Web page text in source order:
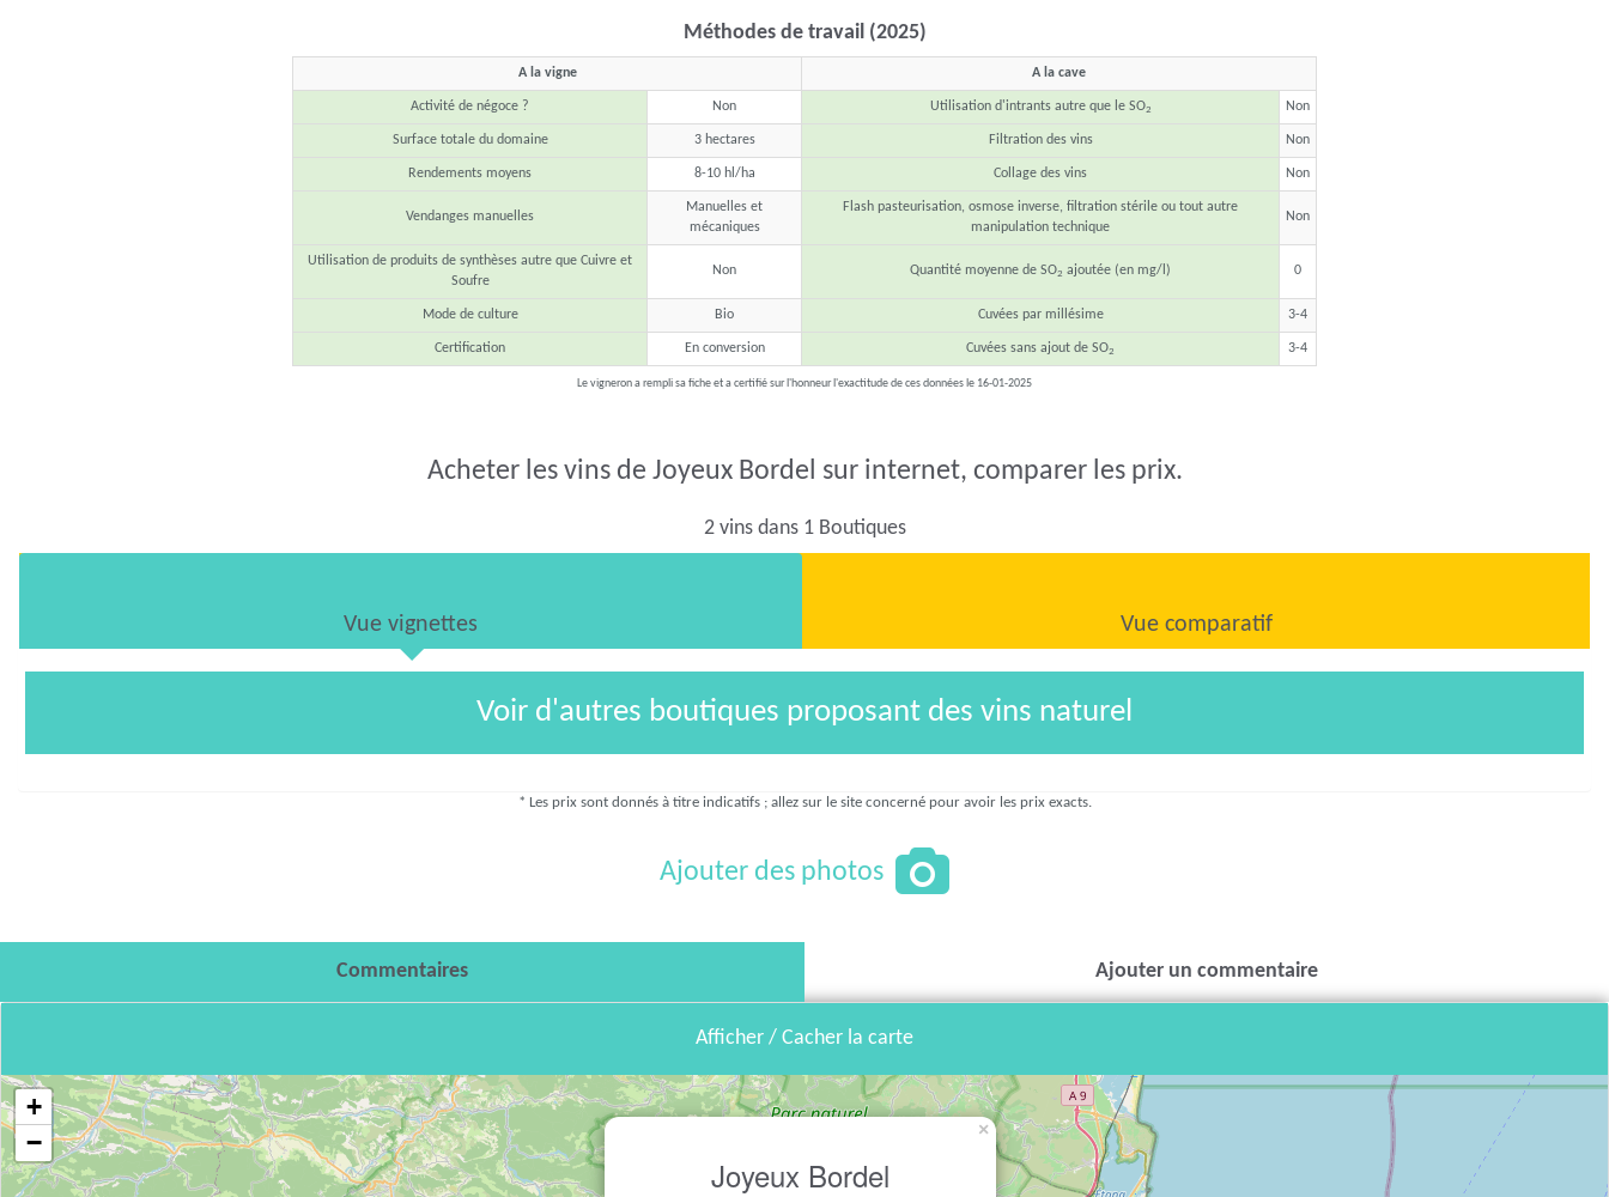
Méthodes de travail (2025)
A la vigne A la cave
Activité de négoce ? Non Utilisation d'intrants autre que le SO2 Non
Surface totale du domaine 3 hectares Filtration des vins Non
Rendements moyens 8-10 hl/ha Collage des vins Non
Vendanges manuelles
Manuelles et
mécaniques
Flash pasteurisation, osmose inverse, filtration stérile ou tout autre
manipulation technique
Non
Utilisation de produits de synthèses autre que Cuivre et
Soufre
Non Quantité moyenne de SO2 ajoutée (en mg/l) 0
Mode de culture Bio Cuvées par millésime 3-4
Certification En conversion Cuvées sans ajout de SO2 3-4
Le vigneron a rempli sa fiche et a certifié sur l'honneur l'exactitude de ces données le 16-01-2025
Acheter les vins de Joyeux Bordel sur internet, comparer les prix.
2 vins dans 1 Boutiques
Vue vignettes Vue comparatif
Voir d'autres boutiques proposant des vins naturel
* Les prix sont donnés à titre indicatifs ; allez sur le site concerné pour avoir les prix exacts.
Ajouter des photos
Commentaires Ajouter un commentaire
Afficher / Cacher la carte
Joyeux Bordel
×
+
−